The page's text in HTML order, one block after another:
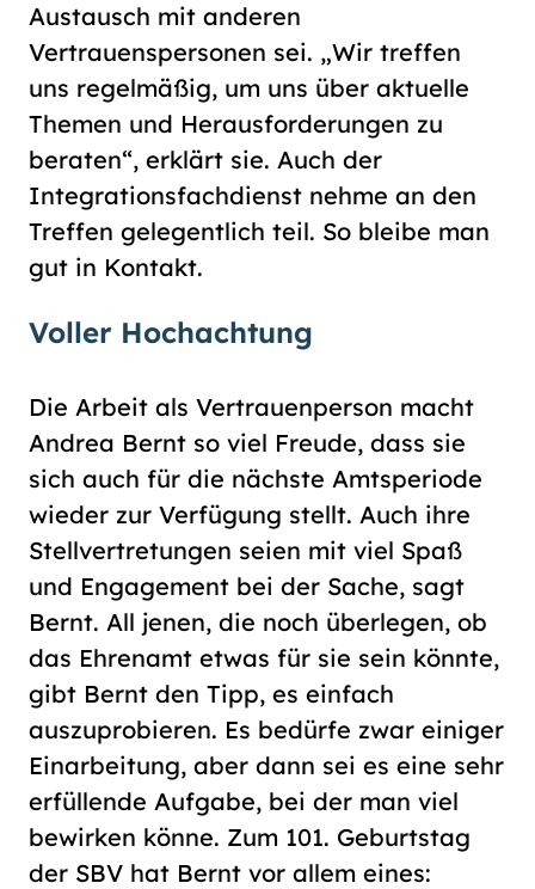
Austausch mit anderen
Vertrauenspersonen sei. „Wir treffen
uns regelmäßig, um uns über aktuelle
Themen und Herausforderungen zu
beraten“, erklärt sie. Auch der
Integrationsfachdienst nehme an den
Treffen gelegentlich teil. So bleibe man
gut in Kontakt.
Voller Hochachtung
Die Arbeit als Vertrauenperson macht
Andrea Bernt so viel Freude, dass sie
sich auch für die nächste Amtsperiode
wieder zur Verfügung stellt. Auch ihre
Stellvertretungen seien mit viel Spaß
und Engagement bei der Sache, sagt
Bernt. All jenen, die noch überlegen, ob
das Ehrenamt etwas für sie sein könnte,
gibt Bernt den Tipp, es einfach
auszuprobieren. Es bedürfe zwar einiger
Einarbeitung, aber dann sei es eine sehr
erfüllende Aufgabe, bei der man viel
bewirken könne. Zum 101. Geburtstag
der SBV hat Bernt vor allem eines: